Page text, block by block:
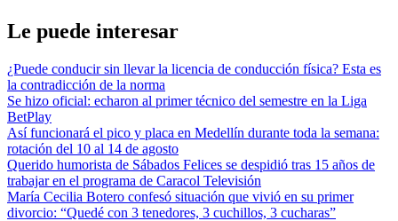
Le puede interesar
¿Puede conducir sin llevar la licencia de conducción física? Esta es
la contradicción de la norma
Se hizo oficial: echaron al primer técnico del semestre en la Liga
BetPlay
Así funcionará el pico y placa en Medellín durante toda la semana:
rotación del 10 al 14 de agosto
Querido humorista de Sábados Felices se despidió tras 15 años de
trabajar en el programa de Caracol Televisión
María Cecilia Botero confesó situación que vivió en su primer
divorcio: “Quedé con 3 tenedores, 3 cuchillos, 3 cucharas”